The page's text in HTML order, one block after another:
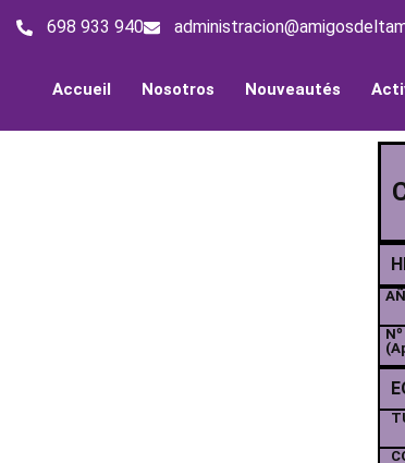
698 933 940
Accueil Nosotros Nouveautés